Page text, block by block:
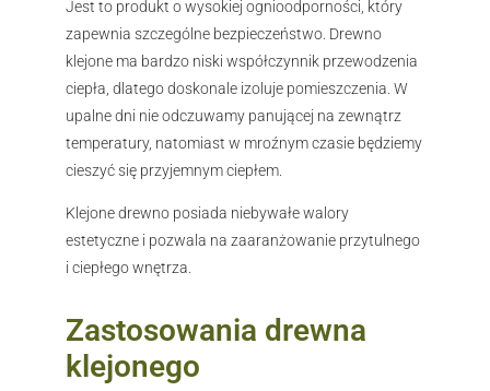
Jest to produkt o wysokiej ognioodporności, który
zapewnia szczególne bezpieczeństwo. Drewno
klejone ma bardzo niski współczynnik przewodzenia
ciepła, dlatego doskonale izoluje pomieszczenia. W
upalne dni nie odczuwamy panującej na zewnątrz
temperatury, natomiast w mroźnym czasie będziemy
cieszyć się przyjemnym ciepłem.
Klejone drewno posiada niebywałe walory
estetyczne i pozwala na zaaranżowanie przytulnego
i ciepłego wnętrza.
Zastosowania drewna
klejonego